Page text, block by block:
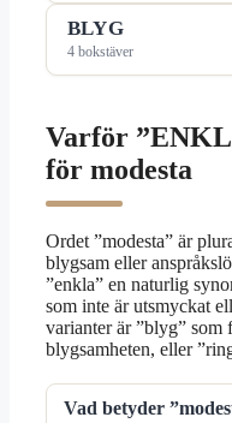
BLYG
4 bokstäver
Varför
för modesta
Ordet ”modesta” är
blygsam eller
”enkla” en naturlig
som inte är utsmyckat
varianter är ”blyg” som
blygsamheten, eller
Vad betyder